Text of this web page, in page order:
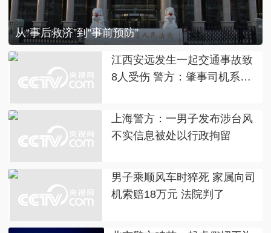
从“事后救济”到“事前预防”
江西安远发生一起交通事故致
8人受伤 警方：肇事司机系酒
上海警方：一男子发布涉台风
不实信息被处以行政拘留
男子乘顺风车时猝死 家属向司
机索赔18万元 法院判了